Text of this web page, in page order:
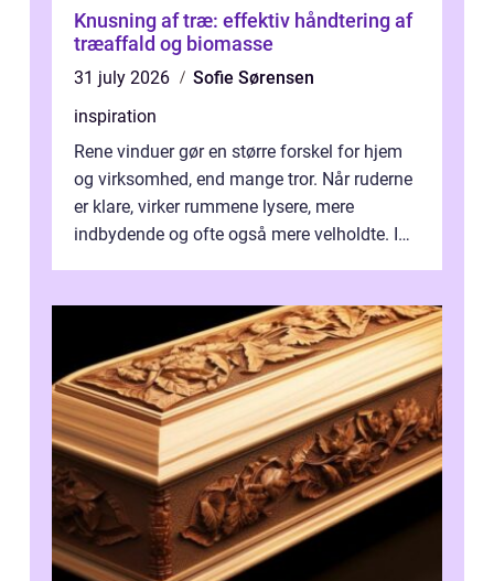
Knusning af træ: effektiv håndtering af
træaffald og biomasse
31 july 2026
Sofie Sørensen
inspiration
Rene vinduer gør en større forskel for hjem
og virksomhed, end mange tror. Når ruderne
er klare, virker rummene lysere, mere
indbydende og ofte også mere velholdte. I